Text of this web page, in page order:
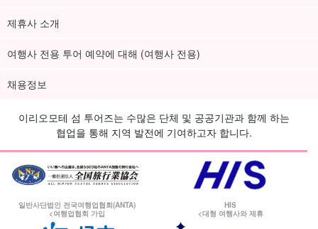
제휴사 소개
여행사 전용 투어 예약에 대해 (여행사 전용)
채용정보
이리오모테 섬 투어즈는 수많은 단체 및 공공기관과 함께 하는
협업을 통해 지역 발전에 기여하고자 합니다.
일반사단법인 전국여행업협회(ANTA)
<여행업협회 가입
HIS
<대형 여행사와 제휴